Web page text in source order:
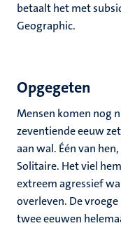
betaalt het met
Geographic.
Opgegeten
Mensen komen nog
zeventiende eeuw
aan wal. Één van
Solitaire. Het viel
extreem agressief
overleven. De
twee eeuwen